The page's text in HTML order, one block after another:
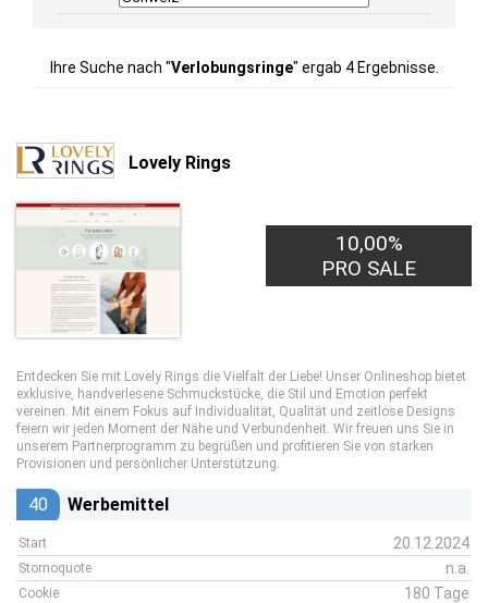
Ihre Suche nach "Verlobungsringe" ergab 4 Ergebnisse.
Lovely Rings
10,00%
PRO SALE
Entdecken Sie mit Lovely Rings die Vielfalt der Liebe! Unser Onlineshop bietet
exklusive, handverlesene Schmuckstücke, die Stil und Emotion perfekt
vereinen. Mit einem Fokus auf Individualität, Qualität und zeitlose Designs
feiern wir jeden Moment der Nähe und Verbundenheit. Wir freuen uns Sie in
unserem Partnerprogramm zu begrüßen und profitieren Sie von starken
Provisionen und persönlicher Unterstützung.
40 Werbemittel
Start 20.12.2024
Stornoquote n.a.
Cookie 180 Tage